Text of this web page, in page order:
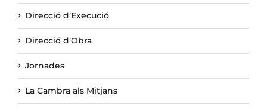
Direcció d’Execució
Direcció d’Obra
Jornades
La Cambra als Mitjans